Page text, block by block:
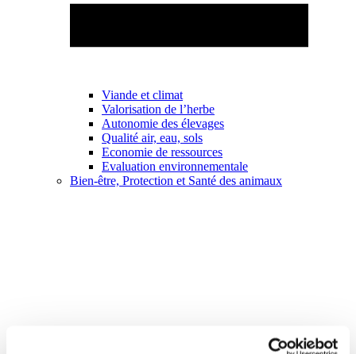
Viande et climat
Valorisation de l’herbe
Autonomie des élevages
Qualité air, eau, sols
Economie de ressources
Evaluation environnementale
Bien-être, Protection et Santé des animaux